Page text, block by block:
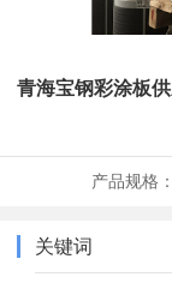
青海宝钢彩涂板
产品规格：
关键词